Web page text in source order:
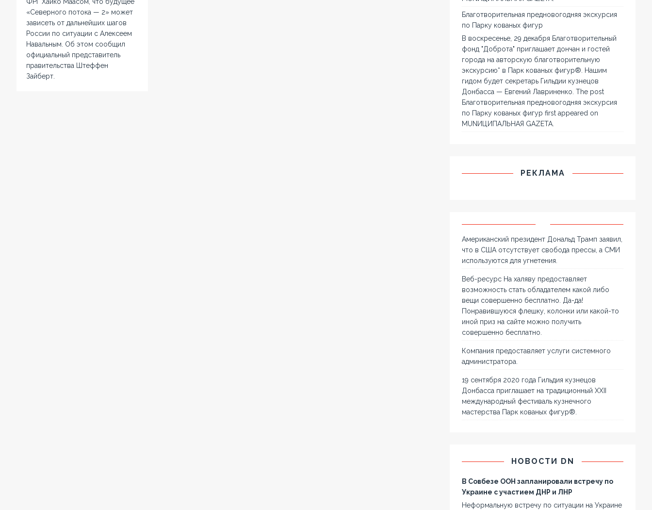
«Северного потока — 2» может
зависеть от дальнейших шагов
России по ситуации с Алексеем
Навальным. Об этом сообщил
официальный представитель
правительства Штеффен
Зайберт.
Благотворительная предновогодняя экскурсия
по Парку кованых фигур
В воскресенье, 29 декабря Благотворительный
фонд "Доброта" приглашает дончан и гостей
города на авторскую благотворительную
экскурсию* в Парк кованых фигур®. Нашим
гидом будет секретарь Гильдии кузнецов
Донбасса — Евгений Лавриненко. The post
Благотворительная предновогодняя экскурсия
по Парку кованых фигур first appeared on
MUNИЦИПАЛЬНАЯ GAZЕТА.
РЕКЛАМА
Американский президент Дональд Трамп заявил,
что в США отсутствует свобода прессы, а СМИ
используются для угнетения.
Веб-ресурс На халяву предоставляет
возможность стать обладателем какой либо
вещи совершенно бесплатно. Да-да!
Понравившуюся флешку, колонки или какой-то
иной приз на сайте можно получить
совершенно бесплатно.
Компания предоставляет услуги системного
администратора.
19 сентября 2020 года Гильдия кузнецов
Донбасса приглашает на традиционный XXII
международный фестиваль кузнечного
мастерства Парк кованых фигур®.
НОВОСТИ DN
В Совбезе ООН запланировали встречу по
Украине с участием ДНР и ЛНР
Неформальную встречу по ситуации на Украине